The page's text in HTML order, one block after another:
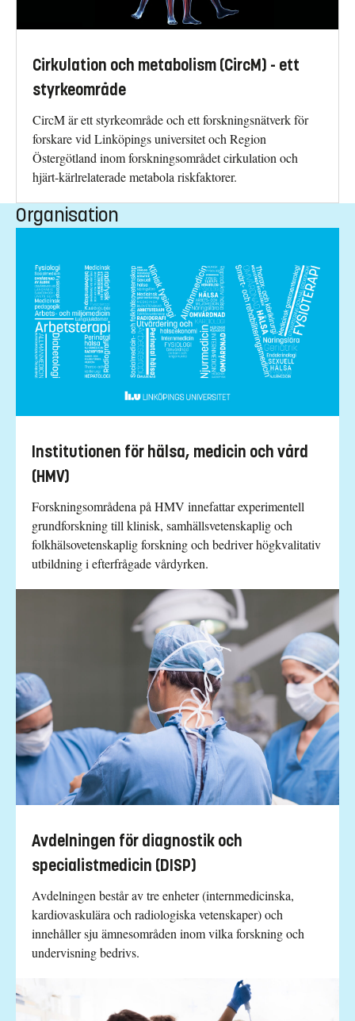
Cirkulation och metabolism (CircM) - ett
styrkeområde
CircM är ett styrkeområde och ett forskningsnätverk för
forskare vid Linköpings universitet och Region
Östergötland inom forskningsområdet cirkulation och
hjärt-kärlrelaterade metabola riskfaktorer.
Organisation
Institutionen för hälsa, medicin och vård
(HMV)
Forskningsområdena på HMV innefattar experimentell
grundforskning till klinisk, samhällsvetenskaplig och
folkhälsovetenskaplig forskning och bedriver högkvalitativ
utbildning i efterfrågade vårdyrken.
Avdelningen för diagnostik och
specialistmedicin (DISP)
Avdelningen består av tre enheter (internmedicinska,
kardiovaskulära och radiologiska vetenskaper) och
innehåller sju ämnesområden inom vilka forskning och
undervisning bedrivs.